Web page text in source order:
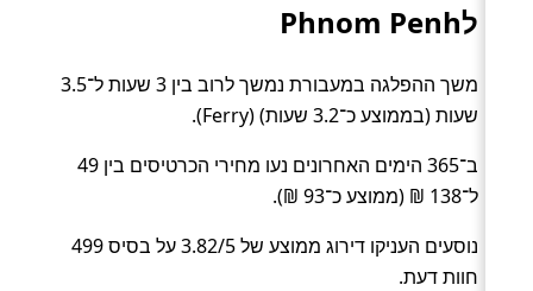
לPhnom Penh
משך ההפלגה במעבורת נמשך לרוב בין 3 שעות ל־3.5
שעות (בממוצע כ־3.2 שעות) (Ferry).
ב־365 הימים האחרונים נעו מחירי הכרטיסים בין 49
ל־138 ₪ (ממוצע כ־93 ₪).
נוסעים העניקו דירוג ממוצע של 3.82/5 על בסיס 499
חוות דעת.